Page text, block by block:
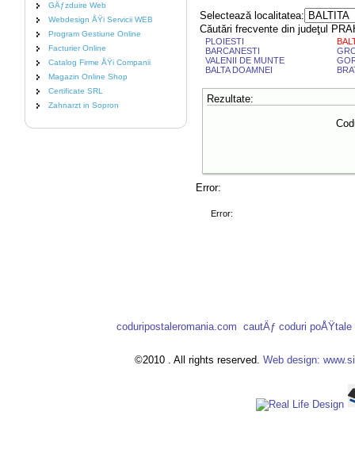
GÄƒzduire Web
Webdesign ÅŸi Servicii WEB
Program Gestiune Online
Facturier Online
Catalog Firme ÅŸi Companii
Magazin Online Shop
Certificate SRL
Zahnarzt in Sopron
Selectează localitatea:
Căutări frecvente din judeţul
PLOIESTI
BARCANESTI
VALENII DE MUNTE
BALTA DOAMNEI
Rezultate:
Error:
Error:
coduripostaleromania.com cautÄƒ coduri
©2010 . All rights reserved. Web design: